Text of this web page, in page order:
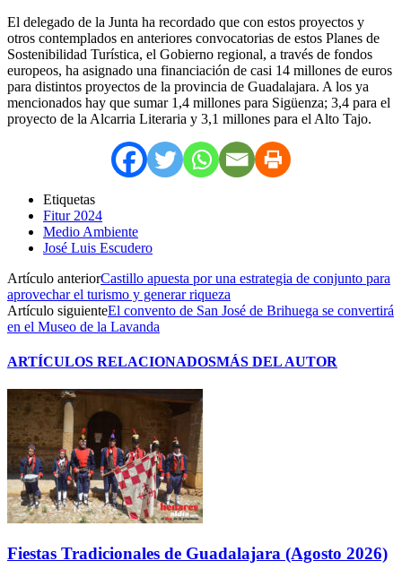
El delegado de la Junta ha recordado que con estos proyectos y
otros contemplados en anteriores convocatorias de estos Planes de
Sostenibilidad Turística, el Gobierno regional, a través de fondos
europeos, ha asignado una financiación de casi 14 millones de euros
para distintos proyectos de la provincia de Guadalajara. A los ya
mencionados hay que sumar 1,4 millones para Sigüenza; 3,4 para el
proyecto de la Alcarria Literaria y 3,1 millones para el Alto Tajo.
Etiquetas
Fitur 2024
Medio Ambiente
José Luis Escudero
Artículo anteriorCastillo apuesta por una estrategia de conjunto para
aprovechar el turismo y generar riqueza
Artículo siguienteEl convento de San José de Brihuega se convertirá
en el Museo de la Lavanda
ARTÍCULOS RELACIONADOSMÁS DEL AUTOR
Fiestas Tradicionales de Guadalajara (Agosto 2026)